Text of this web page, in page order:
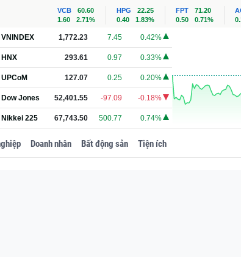
VCB
60.60
1.60
2.71%
HPG
22.25
0.40
1.83%
FPT
71.20
0.50
0.71%
VNINDEX 1,772.23 7.45 0.42%
HNX 293.61 0.97 0.33%
UPCoM 127.07 0.25 0.20%
Dow Jones 52,401.55 -97.09 -0.18%
Nikkei 225 67,743.50 500.77 0.74%
Doanh nhân Bất động sản Tiện ích